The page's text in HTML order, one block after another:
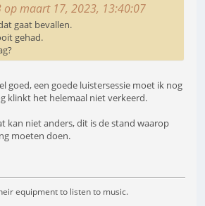
op maart 17, 2023, 13:40:07
gaat bevallen.
gehad.
goed, een goede luistersessie moet ik nog
klinkt het helemaal niet verkeerd.
kan niet anders, dit is de stand waarop
moeten doen.
equipment to listen to music.